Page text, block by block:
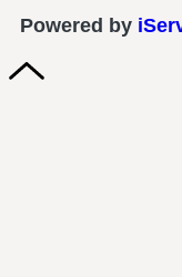
Powered by